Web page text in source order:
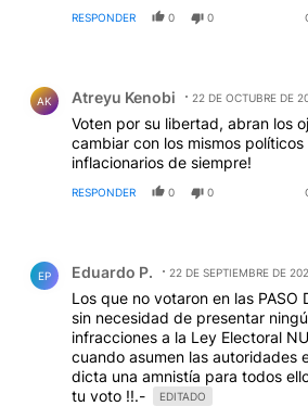
RESPONDER 0 0
AK Atreyu Kenobi 22 DE OCTUBRE DE
Voten por su libertad, abran los
cambiar con los mismos
inflacionarios de siempre!
RESPONDER 0 0
EP Eduardo P. 22 DE SEPTIEMBRE DE
Los que no votaron en las PASO
sin necesidad de presentar
infracciones a la Ley Electoral
cuando asumen las autoridades
dicta una amnistía para todos
tu voto !!.-
EDITADO